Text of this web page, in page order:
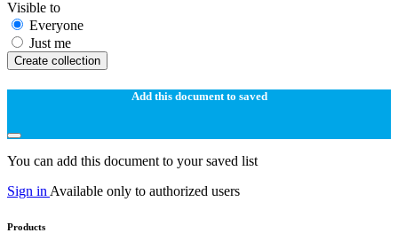
Visible to
Everyone
Just me
Create collection
Add this document to saved
You can add this document to your saved list
Sign in Available only to authorized users
Products